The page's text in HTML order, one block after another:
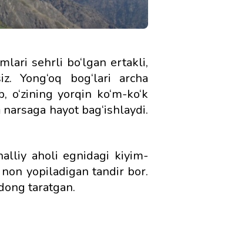
sehrli bo‘lgan ertakli,
Yong‘oq bog‘lari archa
yorqin ko‘m-ko‘k
hayot bag‘ishlaydi.
aholi egnidagi kiyim-
yopiladigan tandir bor.
taratgan.